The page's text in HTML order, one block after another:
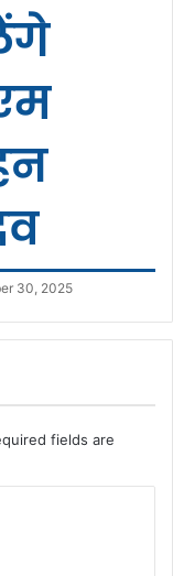
30, 2025
fields are